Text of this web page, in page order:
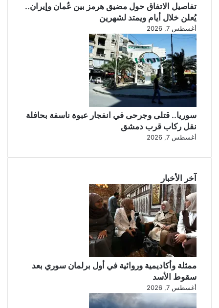
تفاصيل الاتفاق حول مضيق هرمز بين عُمان وإيران..
يُعلن خلال أيام ويمتد لشهرين
أغسطس 7, 2026
سوريا.. قتلى وجرحى في انفجار عبوة ناسفة بحافلة
نقل ركاب قرب دمشق
أغسطس 7, 2026
آخر الأخبار
ممثلة وأكاديمية وروائية في أول برلمان سوري بعد
سقوط الأسد
أغسطس 7, 2026